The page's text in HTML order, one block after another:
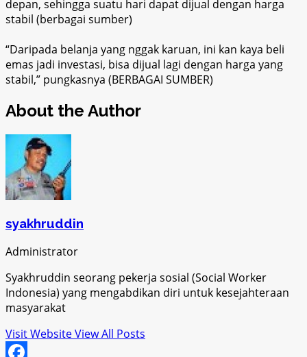
depan, sehingga suatu hari dapat dijual dengan harga
stabil (berbagai sumber)
“Daripada belanja yang nggak karuan, ini kan kaya beli
emas jadi investasi, bisa dijual lagi dengan harga yang
stabil,” pungkasnya (BERBAGAI SUMBER)
About the Author
syakhruddin
Administrator
Syakhruddin seorang pekerja sosial (Social Worker
Indonesia) yang mengabdikan diri untuk kesejahteraan
masyarakat
Visit WebsiteView All Posts